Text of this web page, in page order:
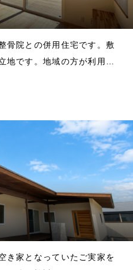
骨院との併用住宅です。敷
地です。地域の方が利用し
響を受けにくく、安定した
りま
き家となっていたご実家を